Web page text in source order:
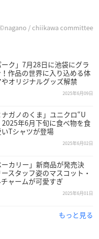
©nagano / chiikawa committee
ーク」7月28日に池袋にグラ
作品の世界に入り込める体
オリジナルグッズ解禁
2025年6月09日
ガノのくま」ユニクロ“U
2025年6月下旬に食べ物を食
Tシャツが登場
2025年6月02日
ーカリー」新商品が発売決
スタッフ姿のマスコット・
ャームが可愛すぎ
2025年6月01日
もっと見る